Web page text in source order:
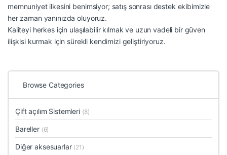
memnuniyet ilkesini benimsiyor; satış sonrası destek ekibimizle
her zaman yanınızda oluyoruz.
Kaliteyi herkes için ulaşılabilir kılmak ve uzun vadeli bir güven
ilişkisi kurmak için sürekli kendimizi geliştiriyoruz.
Browse Categories
Çift açılım Sistemleri (8)
Bareller (6)
Diğer aksesuarlar (21)